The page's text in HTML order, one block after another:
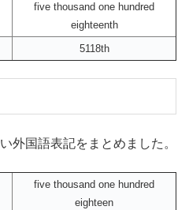
five thousand one hundred
eighteenth
5118th
外国語表記をまとめました。
five thousand one hundred
eighteen